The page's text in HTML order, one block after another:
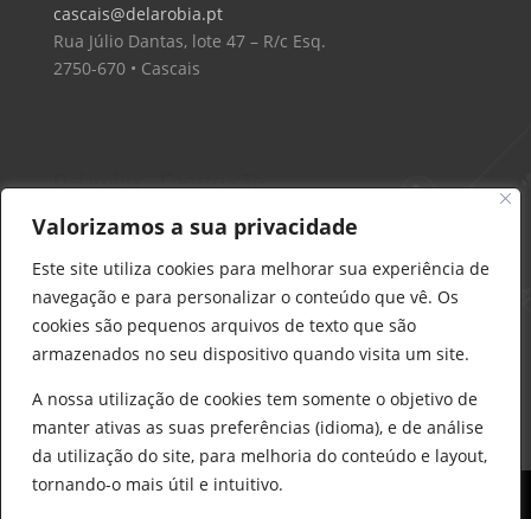
Valorizamos a sua privacidade
Este site utiliza cookies para melhorar sua experiência de
navegação e para personalizar o conteúdo que vê. Os
cookies são pequenos arquivos de texto que são
armazenados no seu dispositivo quando visita um site.
A nossa utilização de cookies tem somente o objetivo de
manter ativas as suas preferências (idioma), e de análise
da utilização do site, para melhoria do conteúdo e layout,
tornando-o mais útil e intuitivo.
cascais@delarobia.pt
Rua Júlio Dantas, lote 47 – R/c Esq.
2750-670 • Cascais
Delarobia – Construção
912 441 514
construcao@delarobia.pt
R. António Andrade, 1171
2820-287 • Charneca de Caparica